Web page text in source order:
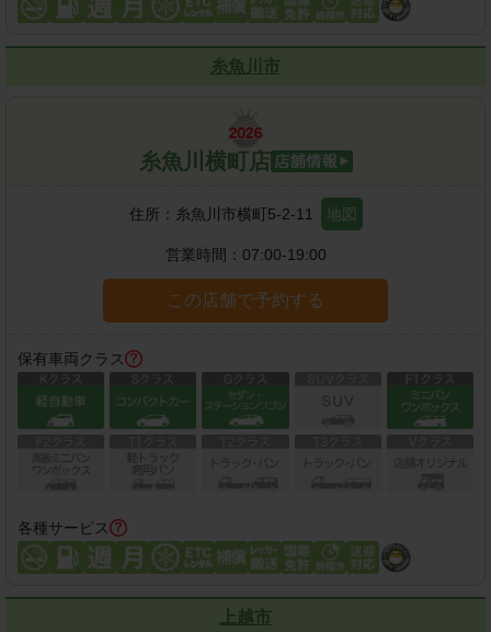
糸魚川市
糸魚川横町店
住所： 糸魚川市横町5-2-11 地図
営業時間： 07:00-19:00
この店舗で予約する
保有車両クラス
各種サービス
上越市